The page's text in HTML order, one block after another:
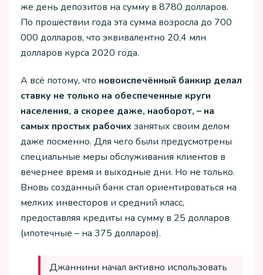
же день депозитов на сумму в 8780 долларов.
По прошествии года эта сумма возросла до 700
000 долларов, что эквивалентно 20,4 млн
долларов курса 2020 года.
А всё потому, что новоиспечённый банкир делал
ставку не только на обеспеченные круги
населения, а скорее даже, наоборот, – на
самых простых рабочих занятых своим делом
даже посменно. Для чего были предусмотрены
специальные меры обслуживания клиентов в
вечернее время и выходные дни. Но не только.
Вновь созданный банк стал ориентироваться на
мелких инвесторов и средний класс,
предоставляя кредиты на сумму в 25 долларов
(ипотечные – на 375 долларов).
Джаннини начал активно использовать